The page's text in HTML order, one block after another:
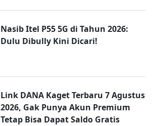
Nasib Itel P55 5G di Tahun 2026:
Dulu Dibully Kini Dicari!
Link DANA Kaget Terbaru 7 Agustus
2026, Gak Punya Akun Premium
Tetap Bisa Dapat Saldo Gratis